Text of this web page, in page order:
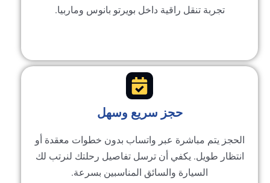
تجربة تنقل راقية داخل بويرتو بانوس وماربيا.
حجز سريع وسهل
الحجز يتم مباشرة عبر واتساب بدون خطوات معقدة أو
انتظار طويل. يكفي أن ترسل تفاصيل رحلتك لنرتب لك
السيارة والسائق المناسبين بسرعة.